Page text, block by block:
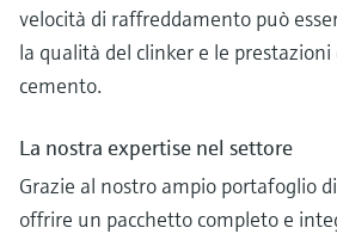
velocità di raffreddamento può
la qualità del clinker e le
cemento.
La nostra expertise nel settore
Grazie al nostro ampio portafoglio
offrire un pacchetto completo e